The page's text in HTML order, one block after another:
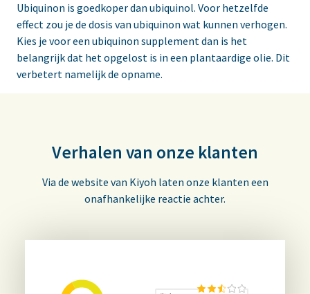
Ubiquinon is goedkoper dan ubiquinol. Voor hetzelfde
effect zou je de dosis van ubiquinon wat kunnen verhogen.
Kies je voor een ubiquinon supplement dan is het
belangrijk dat het opgelost is in een plantaardige olie. Dit
verbetert namelijk de opname.
Verhalen van onze klanten
Via de website van Kiyoh laten onze klanten een
onafhankelijke reactie achter.